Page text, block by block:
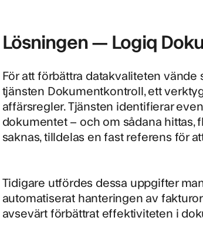
Lösningen — Logiq
För att förbättra datakvaliteten
tjänsten Dokumentkontroll, ett
affärsregler. Tjänsten identifierar
dokumentet – och om sådana
saknas, tilldelas en fast referens för
Tidigare utfördes dessa uppgifter
automatiserat hanteringen av
avsevärt förbättrat effektiviteten i